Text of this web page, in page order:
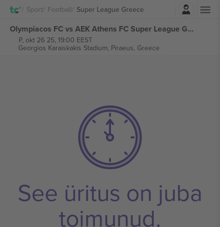
Sport Football Super League Greece
Logi sisse
Olympiacos FC vs AEK Athens FC Super League Greece piletid
P, okt 26 25, 19:00 EEST
Georgios Karaiskakis Stadium, Piraeus, Greece
See üritus on juba
toimunud.